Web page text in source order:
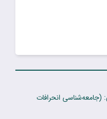
انحرافات